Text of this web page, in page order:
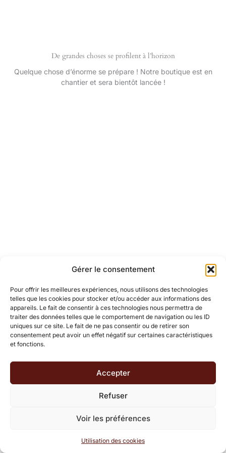
Gérer le consentement
Pour offrir les meilleures expériences, nous utilisons des technologies
telles que les cookies pour stocker et/ou accéder aux informations des
appareils. Le fait de consentir à ces technologies nous permettra de
traiter des données telles que le comportement de navigation ou les ID
uniques sur ce site. Le fait de ne pas consentir ou de retirer son
consentement peut avoir un effet négatif sur certaines caractéristiques
et fonctions.
Accepter
Refuser
Voir les préférences
Utilisation des cookies
De grandes choses se profilent à l’horizon
Quelque chose d’énorme se prépare ! Notre boutique est en
chantier et sera bientôt lancée !